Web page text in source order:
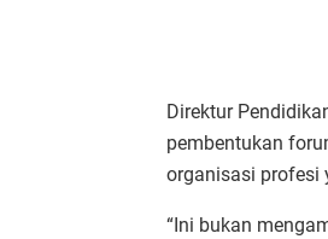
Direktur
pembentukan
organisasi profesi
“Ini bukan